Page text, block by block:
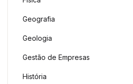
Geografia
Geologia
Gestão de Empresas
História